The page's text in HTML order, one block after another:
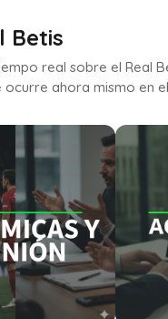
Betis
real sobre el Real
ahora mismo en